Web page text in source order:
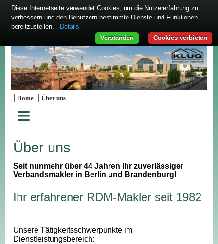
|Home |Über uns
≡
Über uns
Seit nunmehr über 44 Jahren Ihr zuverlässiger
Verbandsmakler in Berlin und Brandenburg!
Ihr erfahrener RDM-Makler seit 1982
Unsere Tätigkeitsschwerpunkte im
Dienstleistungsbereich:
Diese Internetseite verwendet Cookies, um die Nutzererfahrung zu
verbessern und den Benutzern bestimmte Dienste und Funktionen
bereitzustellen.
Details
Cookies verbieten
Verstanden